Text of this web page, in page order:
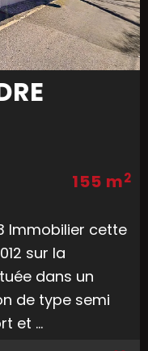
155 m2
Immobilier cette
sur la
dans un
de type semi
et ...